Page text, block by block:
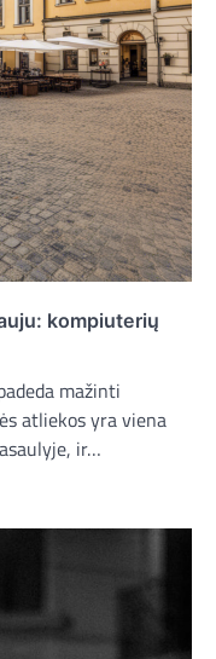
kompiuterių
mažinti
atliekos yra viena
ir…